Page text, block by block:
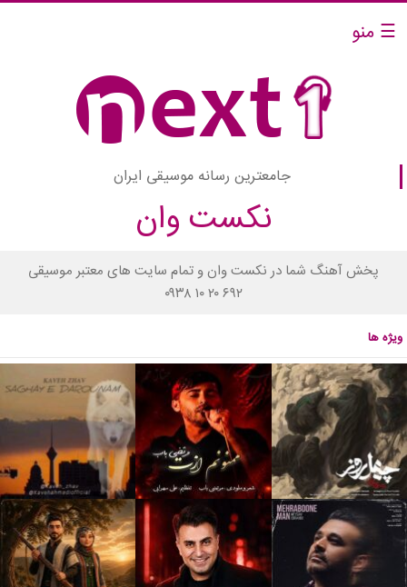
☰ منو
جامعترین رسانه موسیقی ایران
نکست وان
پخش آهنگ شما در نکست وان و تمام سایت های معتبر موسیقی
۰۹۳۸ ۱۰ ۲۰ ۶۹۲
ویژه ها